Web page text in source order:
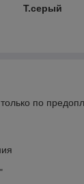
Т.серый
по